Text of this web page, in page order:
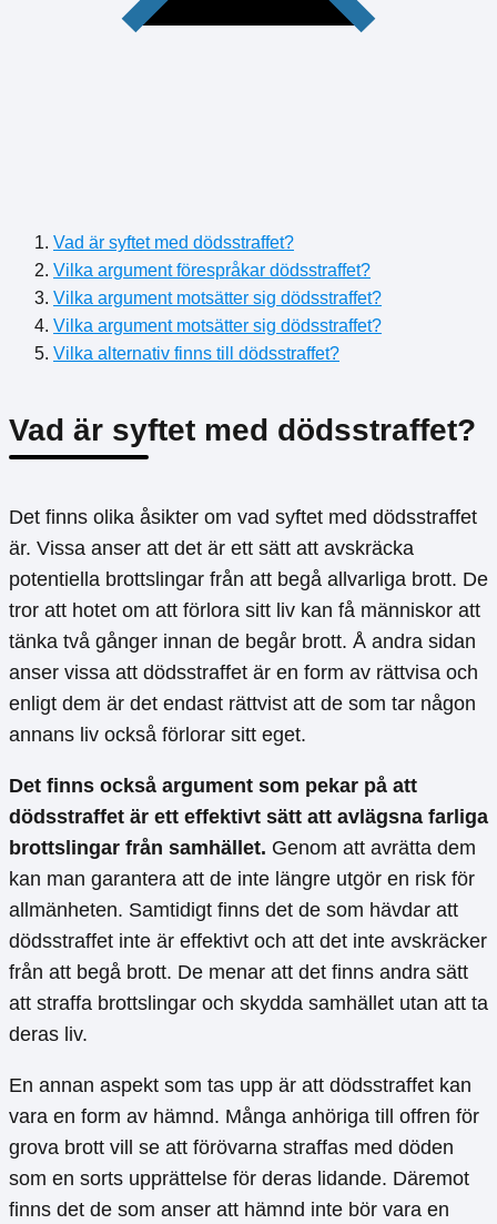
Vad är syftet med dödsstraffet?
Vilka argument förespråkar dödsstraffet?
Vilka argument motsätter sig dödsstraffet?
Vilka argument motsätter sig dödsstraffet?
Vilka alternativ finns till dödsstraffet?
Vad är syftet med dödsstraffet?
Det finns olika åsikter om vad syftet med dödsstraffet
är. Vissa anser att det är ett sätt att avskräcka
potentiella brottslingar från att begå allvarliga brott. De
tror att hotet om att förlora sitt liv kan få människor att
tänka två gånger innan de begår brott. Å andra sidan
anser vissa att dödsstraffet är en form av rättvisa och
enligt dem är det endast rättvist att de som tar någon
annans liv också förlorar sitt eget.
Det finns också argument som pekar på att
dödsstraffet är ett effektivt sätt att avlägsna farliga
brottslingar från samhället. Genom att avrätta dem
kan man garantera att de inte längre utgör en risk för
allmänheten. Samtidigt finns det de som hävdar att
dödsstraffet inte är effektivt och att det inte avskräcker
från att begå brott. De menar att det finns andra sätt
att straffa brottslingar och skydda samhället utan att ta
deras liv.
En annan aspekt som tas upp är att dödsstraffet kan
vara en form av hämnd. Många anhöriga till offren för
grova brott vill se att förövarna straffas med döden
som en sorts upprättelse för deras lidande. Däremot
finns det de som anser att hämnd inte bör vara en